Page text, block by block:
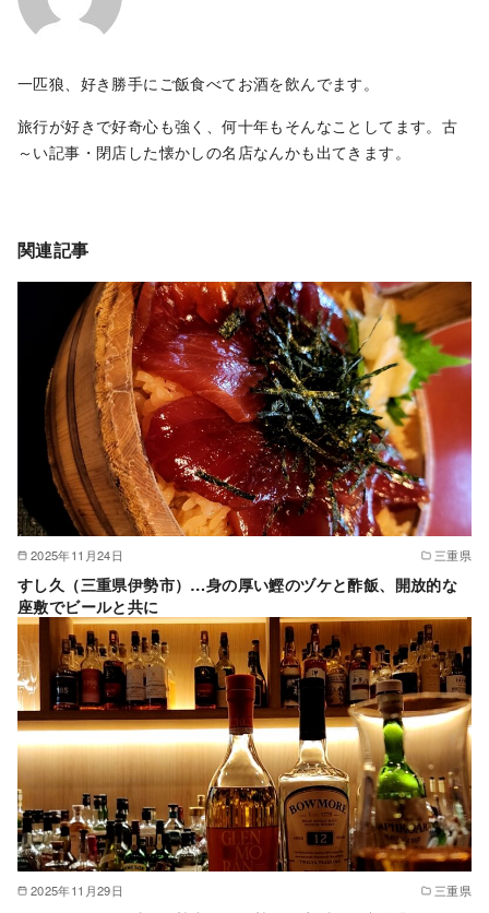
一匹狼、好き勝手にご飯食べてお酒を飲んでます。
旅行が好きで好奇心も強く、何十年もそんなことしてます。古
～い記事・閉店した懐かしの名店なんかも出てきます。
関連記事
2025年11月24日 三重県
すし久（三重県伊勢市）…身の厚い鰹のヅケと酢飯、開放的な
座敷でビールと共に
2025年11月29日 三重県